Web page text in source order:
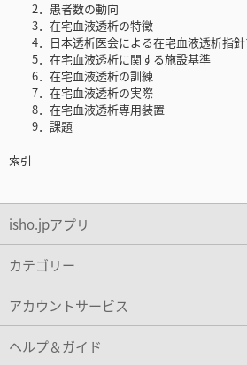
2．患者数の動向
3．在宅血液透析の特徴
4．日本透析医会による在宅血液透析指針
5．在宅血液透析に関する施設基準
6．在宅血液透析の訓練
7．在宅血液透析の実際
8．在宅血液透析専用装置
9．課題
索引
isho.jpアプリ
カテゴリー
アカウントサービス
ヘルプ＆ガイド